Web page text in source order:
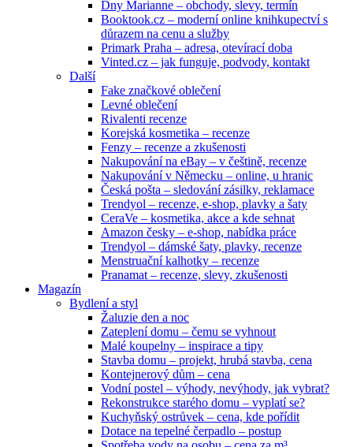
Dny Marianne – obchody, slevy, termín
Booktook.cz – moderní online knihkupectví s
důrazem na cenu a služby
Primark Praha – adresa, otevírací doba
Vinted.cz – jak funguje, podvody, kontakt
Další
Fake značkové oblečení
Levné oblečení
Rivalenti recenze
Korejská kosmetika – recenze
Fenzy – recenze a zkušenosti
Nakupování na eBay – v češtině, recenze
Nakupování v Německu – online, u hranic
Česká pošta – sledování zásilky, reklamace
Trendyol – recenze, e-shop, plavky a šaty
CeraVe – kosmetika, akce a kde sehnat
Amazon česky – e-shop, nabídka práce
Trendyol – dámské šaty, plavky, recenze
Menstruační kalhotky – recenze
Pranamat – recenze, slevy, zkušenosti
Magazín
Bydlení a styl
Žaluzie den a noc
Zateplení domu – čemu se vyhnout
Malé koupelny – inspirace a tipy
Stavba domu – projekt, hrubá stavba, cena
Kontejnerový dům – cena
Vodní postel – výhody, nevýhody, jak vybrat?
Rekonstrukce starého domu – vyplatí se?
Kuchyňský ostrůvek – cena, kde pořídit
Dotace na tepelné čerpadlo – postup